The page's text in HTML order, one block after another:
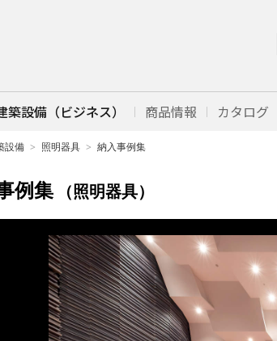
築設備（ビジネス） 商品情報 カタログ
設備 照明器具 納入事例集
例集 （照明器具）